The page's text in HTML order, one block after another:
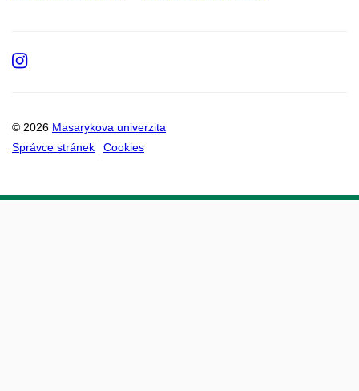
© 2026 Masarykova univerzita
Správce stránek
Cookies
Instagram